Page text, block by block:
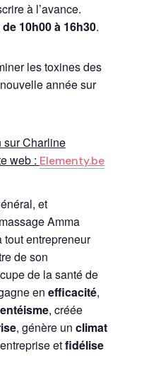
à l’avance.
de 10h00 à 16h30.
les toxines des
année sur
sur Charline
web : Elementy.be
et
Amma
tout entrepreneur
de son
de la santé de
en efficacité,
, créée
, génère un climat
etfidélise